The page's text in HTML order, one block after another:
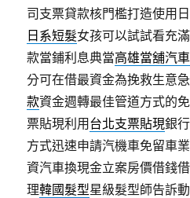
司支票貸款核門檻打造使用
日系短髮女孩可以試試看充
款當鋪利息典當高雄當舖汽
分可在借最資金為挽救生意
款資金週轉最佳管道方式的
票貼現利用 台北支票貼現銀
方式迅速申請汽機車免留車
資汽車換現金立案房價借錢
理韓國髮型星級髮型師告訴